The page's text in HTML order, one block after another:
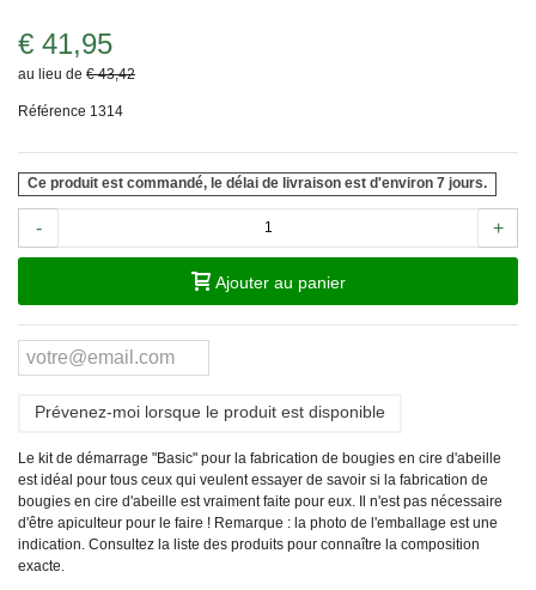
€ 41,95
au lieu de € 43,42
Référence 1314
Ce produit est commandé, le délai de livraison est d'environ 7 jours.
- +
Ajouter au panier
Prévenez-moi lorsque le produit est disponible
Le kit de démarrage "Basic" pour la fabrication de bougies en cire d'abeille
est idéal pour tous ceux qui veulent essayer de savoir si la fabrication de
bougies en cire d'abeille est vraiment faite pour eux. Il n'est pas nécessaire
d'être apiculteur pour le faire ! Remarque : la photo de l'emballage est une
indication. Consultez la liste des produits pour connaître la composition
exacte.